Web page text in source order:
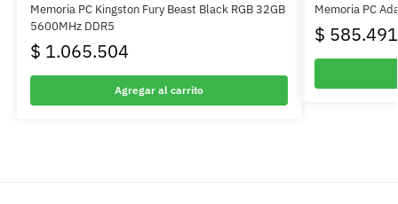
Memoria PC Kingston Fury Beast Black RGB 32GB
5600MHz DDR5
$ 1.065.504
Agregar al carrito
Memoria PC
$ 585.491